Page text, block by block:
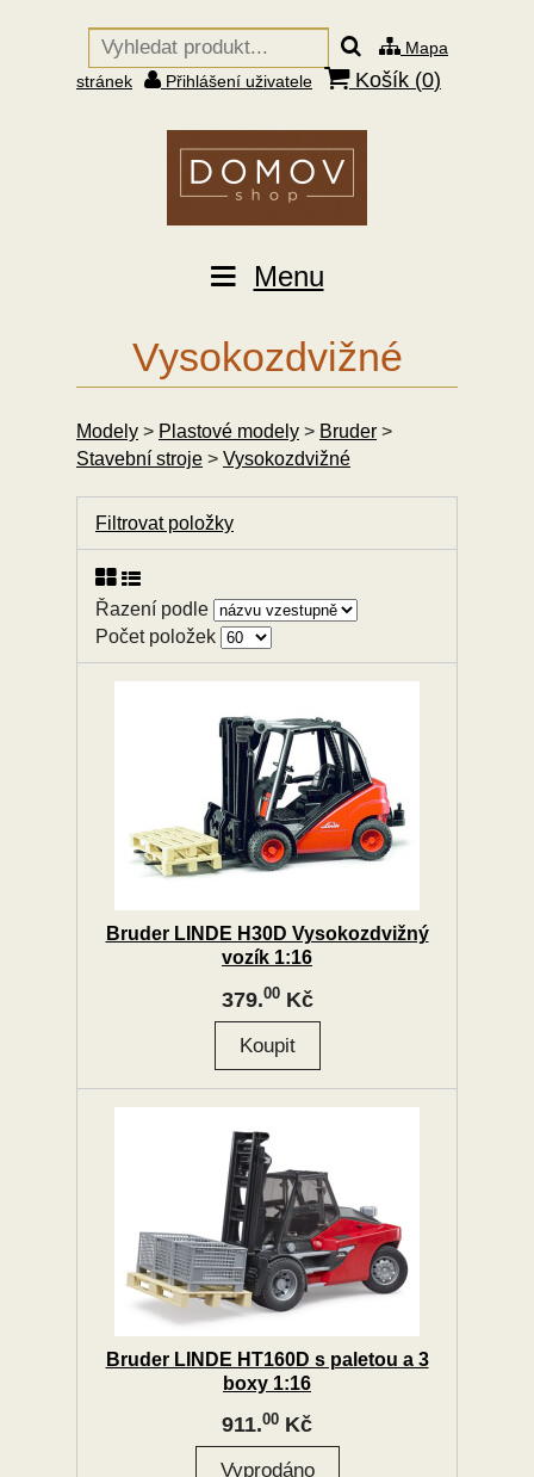
Mapa
stránek
Přihlášení uživatele Košík (0)
Menu
Vysokozdvižné
Modely > Plastové modely > Bruder >
Stavební stroje > Vysokozdvižné
Filtrovat položky
Řazení podle
Počet položek
Bruder LINDE H30D Vysokozdvižný
vozík 1:16
379.00Kč
Bruder LINDE HT160D s paletou a 3
boxy 1:16
911.00 Kč